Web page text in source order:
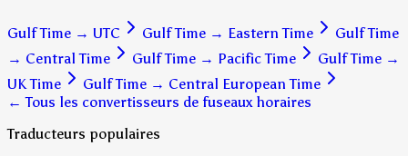
Gulf Time → UTC Gulf Time → Eastern Time
Gulf Time
→ Central Time Gulf Time → Pacific Time Gulf Time →
UK Time
Gulf Time → Central European Time
← Tous les convertisseurs de fuseaux horaires
Traducteurs populaires